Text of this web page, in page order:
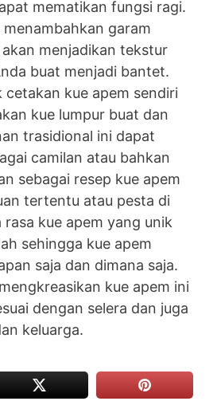
mematikan fungsi ragi.
garam
menjadikan tekstur
buat menjadi bantet.
cetakan kue apem sendiri
kue lumpur buat dan
trasidional ini dapat
camilan atau bahkan
sebagai resep kue apem
tertentu atau pesta di
kue apem yang unik
sehingga kue apem
saja dan dimana saja.
kue apem ini
dengan selera dan juga
keluarga.